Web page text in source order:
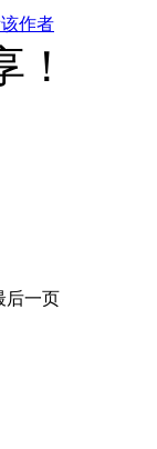
作者
后一页